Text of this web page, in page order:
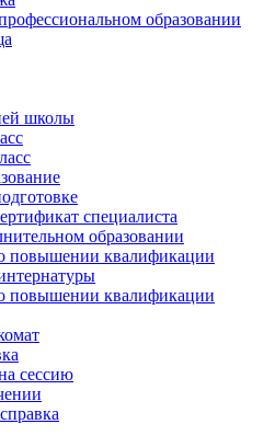
oбразовании
школы
специалиста
образовании
повышении квалификации
повышении квалификации
сессию